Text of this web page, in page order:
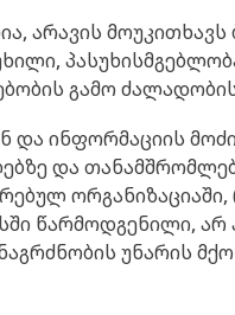
არავის მოუკითხავს
გამო
და ინფორმაციის
და
წარმოდგენილი, არ
უნარის